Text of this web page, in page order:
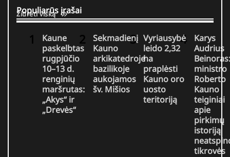
Populiarūs įrašai
Žiūrėti viską
Kaune
paskelbtas
rugpjūčio
10–13 d.
renginių
maršrutas:
„Akys“ ir
„Drevės“
Sekmadienį
Kauno
arkikatedroje
bazilikoje
aukojamos
šv. Mišios
Vyriausybė
leido 2,32
ha
praplėsti
Kauno oro
uosto
teritoriją
Karys
Audrius
Beinoras:
ministro
Roberto
Kauno
teiginiai
apie
pirkimų
istoriją
tikrovės